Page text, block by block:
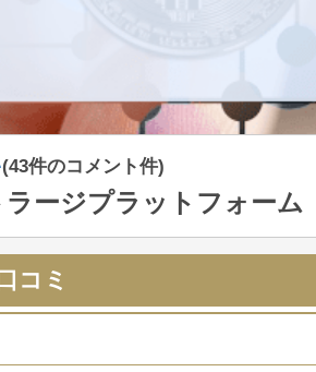
(43件のコメント件)
ージプラットフォーム
コミ